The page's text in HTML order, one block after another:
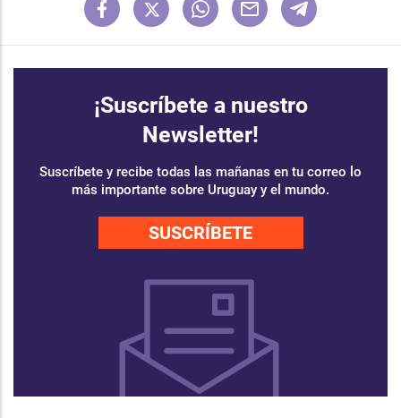
¡Suscríbete a nuestro
Newsletter!
Suscríbete y recibe todas las mañanas en tu correo lo
más importante sobre Uruguay y el mundo.
SUSCRÍBETE